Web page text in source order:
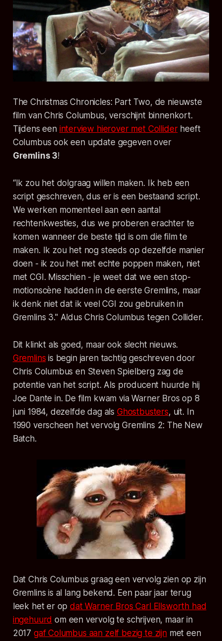
The Christmas Chronicles: Part Two, de nieuwste
film van Chris Columbus, verschijnt binnenkort.
Tijdens een interview hierover met Colliderheeft
Columbus ook een update gegeven over
Gremlins 3!
“Ik zou het dolgraag willen maken. Ik heb een
script geschreven, dus er is een bestaand script.
We werken momenteel aan een aantal
rechtenkwesties, dus we proberen erachter te
komen wanneer de beste tijd is om die film te
maken. Ik zou het nog steeds op dezelfde manier
doen - ik zou het met echte poppen maken, niet
met CGI. Misschien - je weet dat we een stop-
motionscène hadden in de eerste Gremlins, maar
ik denk niet dat ik veel CGI zou gebruiken in
Gremlins 3."Aldus Chris Columbus tegen Collider.
Dit klinkt als goed, maar ook slecht nieuws.
Gremlins is begin jaren tachtig geschreven door
Chris Columbus en Steven Spielberg zag de
potentie van het script. Als producent huurde hij
Joe Dante in. De film kwam via Warner Bros op 8
juni 1984, dezelfde dag als Ghostbusters, uit. In
1990 verscheen het vervolgGremlins 2: The New
Batch.
Dat Chris Columbus graag een vervolg zien op zijn
Gremlins is al lang bekend. Een paar jaar terug
leek het er opdat Warner Bros Carl Ellsworth had
ingehuurd om een vervolg te schrijven, maar in
2017 gaf Columbus aan zelf bezig te zijnmet een